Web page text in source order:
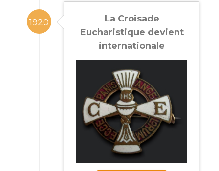
1920
La Croisade
Eucharistique devient
internationale